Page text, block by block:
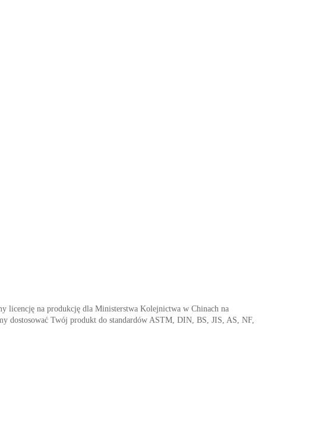
licencję na produkcję dla Ministerstwa Kolejnictwa w Chinach na
dostosować Twój produkt do standardów ASTM, DIN, BS, JIS, AS, NF,